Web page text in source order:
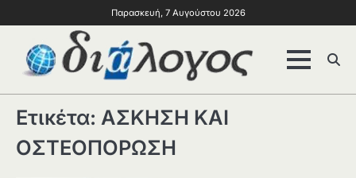
Παρασκευή, 7 Αυγούστου 2026
Ετικέτα: ΑΣΚΗΣΗ ΚΑΙ
ΟΣΤΕΟΠΟΡΩΣΗ